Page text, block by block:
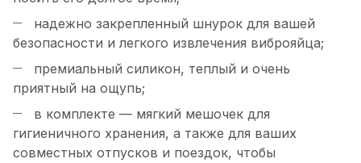
надежно закрепленный шнурок для вашей
безопасности и легкого извлечения виброяйца;
премиальный силикон, теплый и очень
приятный на ощупь;
в комплекте — мягкий мешочек для
гигиеничного хранения, а также для ваших
совместных отпусков и поездок, чтобы